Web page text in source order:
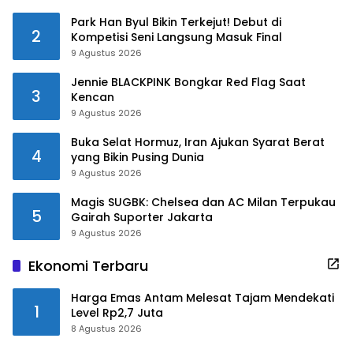
2
Park Han Byul Bikin Terkejut! Debut di
Kompetisi Seni Langsung Masuk Final
9 Agustus 2026
3
Jennie BLACKPINK Bongkar Red Flag Saat
Kencan
9 Agustus 2026
4
Buka Selat Hormuz, Iran Ajukan Syarat Berat
yang Bikin Pusing Dunia
9 Agustus 2026
5
Magis SUGBK: Chelsea dan AC Milan Terpukau
Gairah Suporter Jakarta
9 Agustus 2026
Ekonomi Terbaru
1
Harga Emas Antam Melesat Tajam Mendekati
Level Rp2,7 Juta
8 Agustus 2026